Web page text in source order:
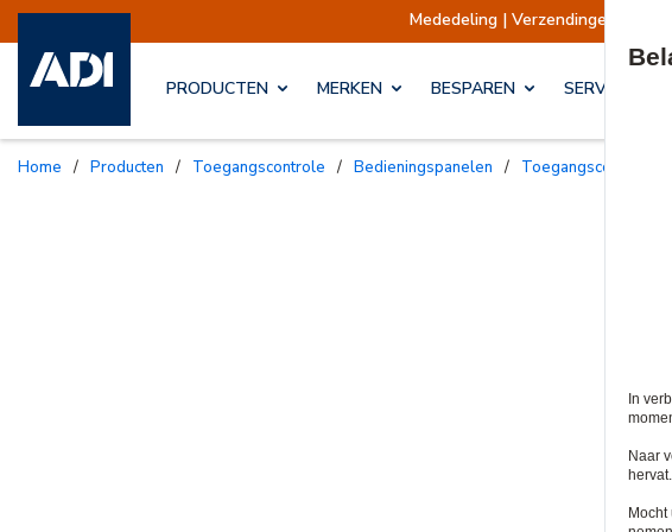
Mededeling | Verzendingen opgeschort
PRODUCTEN MERKEN BESPAREN SERVICES &
Home / Producten / Toegangscontrole / Bedieningspanelen / Toegangscontrole kits